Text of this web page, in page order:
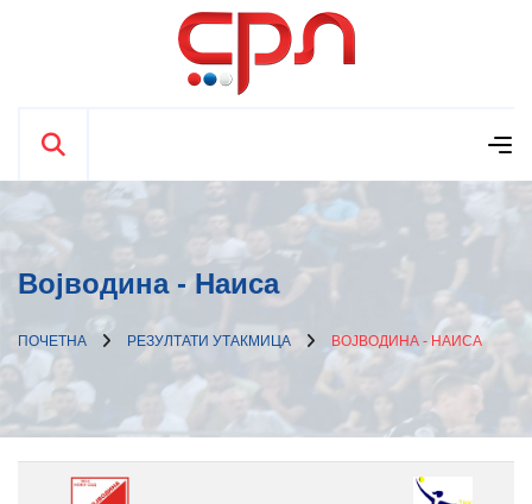
Војводина - Наиса
ПОЧЕТНА РЕЗУЛТАТИ УТАКМИЦА ВОЈВОДИНА - НАИСА